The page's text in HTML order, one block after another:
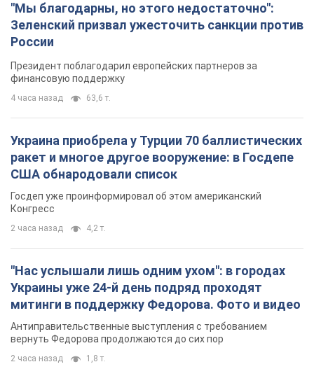
"Мы благодарны, но этого недостаточно":
Зеленский призвал ужесточить санкции против
России
Президент поблагодарил европейских партнеров за
финансовую поддержку
4 часа назад 63,6 т.
Украина приобрела у Турции 70 баллистических
ракет и многое другое вооружение: в Госдепе
США обнародовали список
Госдеп уже проинформировал об этом американский
Конгресс
2 часа назад 4,2 т.
"Нас услышали лишь одним ухом": в городах
Украины уже 24-й день подряд проходят
митинги в поддержку Федорова. Фото и видео
Антиправительственные выступления с требованием
вернуть Федорова продолжаются до сих пор
2 часа назад 1,8 т.